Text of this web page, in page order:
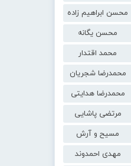
محسن ابراهیم زاده
محسن یگانه
محمد اقتدار
محمدرضا شجریان
محمدرضا هدایتی
مرتضی پاشایی
مسیح و آرش
مهدی احمدوند